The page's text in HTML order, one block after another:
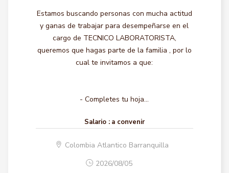
Estamos buscando personas con mucha actitud
y ganas de trabajar para desempeñarse en el
cargo de TECNICO LABORATORISTA,
queremos que hagas parte de la familia , por lo
cual te invitamos a que:
- Completes tu hoja...
Salario : a convenir
Colombia Atlantico Barranquilla
2026/08/05